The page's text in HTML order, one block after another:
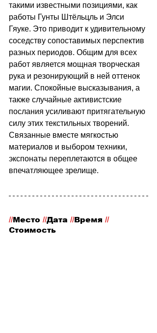
такими известными позициями, как
работы Гунты Штёльцль и Элси
Гяуке. Это приводит к удивительному
соседству сопоставимых перспектив
разных периодов. Общим для всех
работ является мощная творческая
рука и резонирующий в ней оттенок
магии. Спокойные высказывания, а
также случайные активистские
послания усиливают притягательную
силу этих текстильных творений.
Связанные вместе мягкостью
материалов и выбором техники,
экспонаты переплетаются в общее
впечатляющее зрелище.
//Место //Дата //Время //
Стоимость